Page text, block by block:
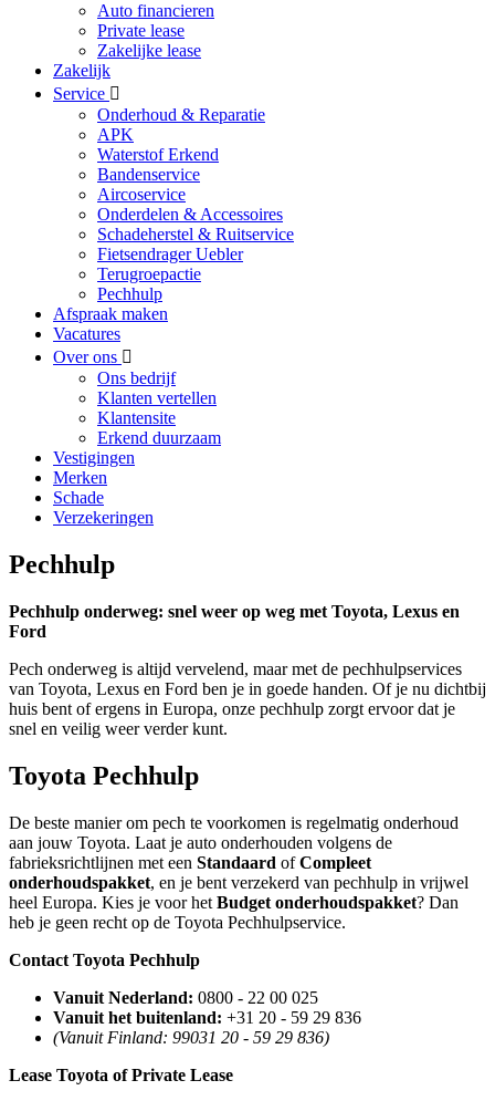
Auto financieren
Private lease
Zakelijke lease
Zakelijk
Service
Onderhoud & Reparatie
APK
Waterstof Erkend
Bandenservice
Aircoservice
Onderdelen & Accessoires
Schadeherstel & Ruitservice
Fietsendrager Uebler
Terugroepactie
Pechhulp
Afspraak maken
Vacatures
Over ons
Ons bedrijf
Klanten vertellen
Klantensite
Erkend duurzaam
Vestigingen
Merken
Schade
Verzekeringen
Pechhulp
Pechhulp onderweg: snel weer op weg met Toyota, Lexus en
Ford
Pech onderweg is altijd vervelend, maar met de pechhulpservices
van Toyota, Lexus en Ford ben je in goede handen. Of je nu dichtbij
huis bent of ergens in Europa, onze pechhulp zorgt ervoor dat je
snel en veilig weer verder kunt.
Toyota Pechhulp
De beste manier om pech te voorkomen is regelmatig onderhoud
aan jouw Toyota. Laat je auto onderhouden volgens de
fabrieksrichtlijnen met een Standaard ofCompleet
onderhoudspakket, en je bent verzekerd van pechhulp in vrijwel
heel Europa. Kies je voor het Budget onderhoudspakket? Dan
heb je geen recht op de Toyota Pechhulpservice.
Contact Toyota Pechhulp
Vanuit Nederland: 0800 - 22 00 025
Vanuit het buitenland: +31 20 - 59 29 836
(Vanuit Finland: 99031 20 - 59 29 836)
Lease Toyota of Private Lease